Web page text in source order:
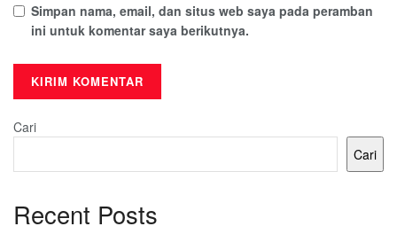
Simpan nama, email, dan situs web saya pada peramban
ini untuk komentar saya berikutnya.
Cari
Cari
Recent Posts